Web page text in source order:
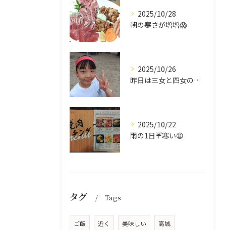
2025/10/28
朝の寒さが増増😱
2025/10/26
昨日は三女と四女の運動会🥰
2025/10/22
雨の1日☔寒い😫
タグ Tags
ご飯 近く 美味しい 高城